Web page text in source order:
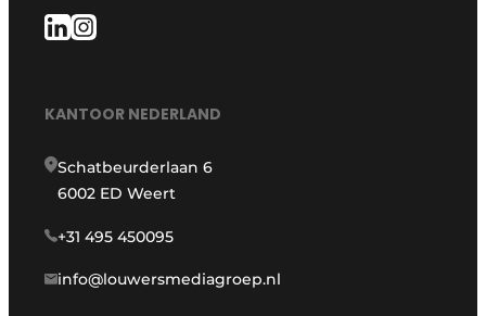
KANTOOR NEDERLAND
Schatbeurderlaan 6
6002 ED Weert
+31 495 450095
info@louwersmediagroep.nl